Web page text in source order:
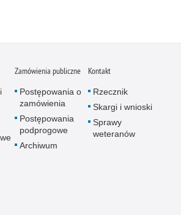
Nietrzeźwi
Nietrzeźwi
Zamówienia publiczne
Postępowania o
zamówienia
Postępowania
podprogowe
Archiwum
Kontakt
Rzecznik
Skargi i wnioski
Sprawy
weteranów